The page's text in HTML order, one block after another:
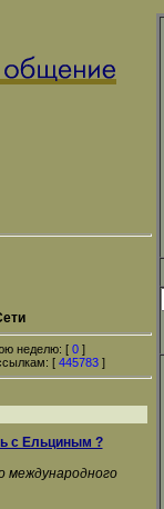
неделю: [ 0]
[ 445783]
с Ельциным ?
международного